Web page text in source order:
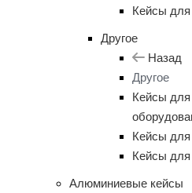
Кейсы для
Другое
Назад
Другое
Кейсы для
Кейсы для
Кейсы для
Алюминиевые кейсы